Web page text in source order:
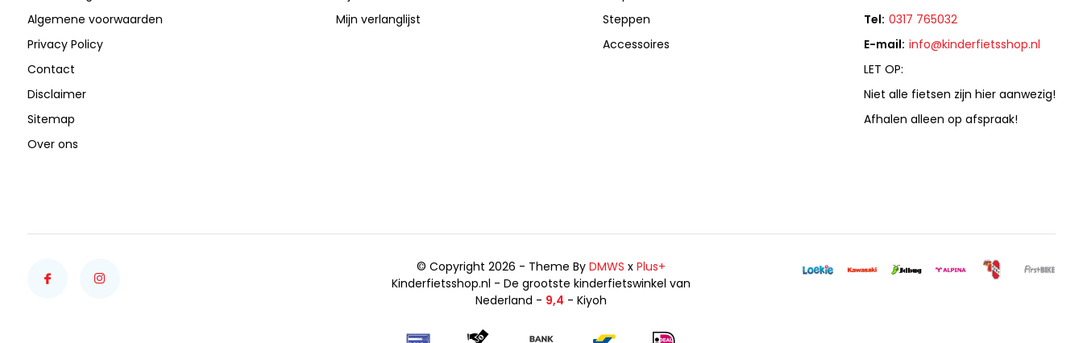
Algemene voorwaarden
Privacy Policy
Contact
Disclaimer
Sitemap
Over ons
Mijn verlanglijst
Steppen
Accessoires
Tel: 0317 765032
E-mail: info@kinderfietsshop.nl
LET OP:
Niet alle fietsen zijn hier aanwezig!
Afhalen alleen op afspraak!
© Copyright 2026 - Theme ByDMWS xPlus+
Kinderfietsshop.nl - De grootste kinderfietswinkel van
Nederland - 9,4 - Kiyoh